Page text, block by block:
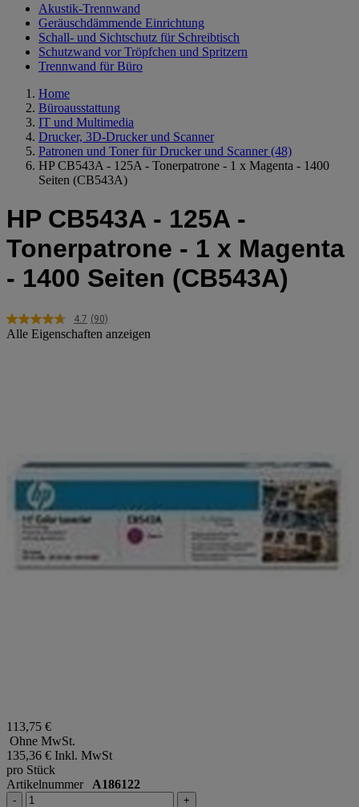
Akustik-Trennwand
Geräuschdämmende Einrichtung
Schall- und Sichtschutz für Schreibtisch
Schutzwand vor Tröpfchen und Spritzern
Trennwand für Büro
Home
Büroausstattung
IT und Multimedia
Drucker, 3D-Drucker und Scanner
Patronen und Toner für Drucker und Scanner (48)
HP CB543A - 125A - Tonerpatrone - 1 x Magenta - 1400
Seiten (CB543A)
HP CB543A - 125A -
Tonerpatrone - 1 x Magenta
- 1400 Seiten (CB543A)
4.7 90
Bewertungen
(90)
Alle Eigenschaften anzeigen
113,75 €
Ohne MwSt.
135,36 € Inkl. MwSt
pro Stück
Artikelnummer A186122
- +